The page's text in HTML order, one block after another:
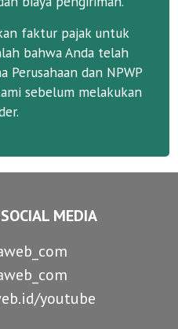
faktur pajak untuk
bahwa Anda telah
Perusahaan dan NPWP
sebelum melakukan
MEDIA
youtube